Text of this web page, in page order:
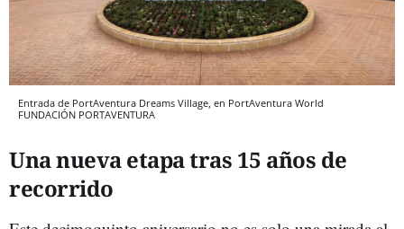
Entrada de PortAventura Dreams Village, en PortAventura World
FUNDACIÓN PORTAVENTURA
Una nueva etapa tras 15 años de
recorrido